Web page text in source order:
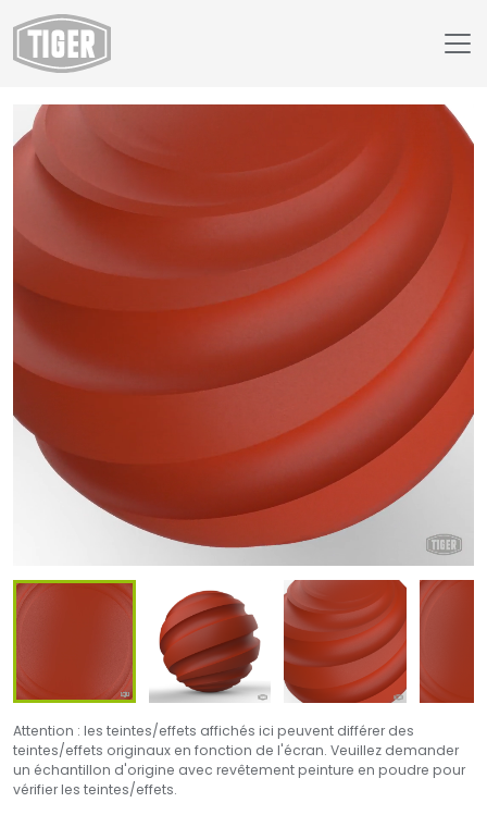
Boutique en ligne
29/25193 - RAL 2001 Orangé rouge
Attention : les teintes/effets affichés ici peuvent différer des
teintes/effets originaux en fonction de l'écran. Veuillez demander
un échantillon d'origine avec revêtement peinture en poudre pour
vérifier les teintes/effets.